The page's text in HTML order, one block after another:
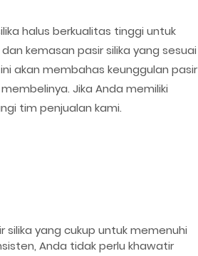
halus berkualitas tinggi untuk
kemasan pasir silika yang sesuai
akan membahas keunggulan pasir
Jika Anda memiliki
tim penjualan kami.
silika yang cukup untuk memenuhi
Anda tidak perlu khawatir